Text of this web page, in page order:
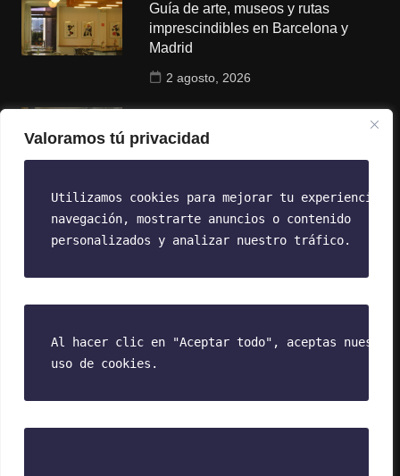
Valoramos tú privacidad
Utilizamos cookies para mejorar tu experiencia
navegación, mostrarte anuncios o contenido
personalizados y analizar nuestro tráfico.
Al hacer clic en "Aceptar todo", aceptas nuestr
uso de cookies.
Guía de arte, museos y rutas
imprescindibles en Barcelona y
Madrid
2 agosto, 2026
mayor capital de conocimiento
Más Comentado
envejecimiento saludable
4 agosto, 2026
Minimalista
3 marzo, 2026